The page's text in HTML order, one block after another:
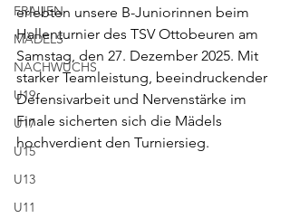
FRAUEN
MÄDELS
NACHWUCHS
U19
U17
U15
U13
U11
erlebten unsere B-Juniorinnen beim
Hallenturnier des TSV Ottobeuren am
Samstag, den 27. Dezember 2025. Mit
starker Teamleistung, beeindruckender
Defensivarbeit und Nervenstärke im
Finale sicherten sich die Mädels
hochverdient den Turniersieg.